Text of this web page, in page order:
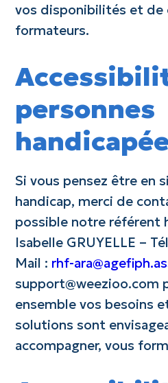
vos disponibilités et de
formateurs.
personnes
Si vous pensez être en
handicap, merci de
possible notre référent
Isabelle GRUYELLE –
Mail : rhf-
support@weezioo.com
ensemble vos besoins
solutions sont
accompagner, vous